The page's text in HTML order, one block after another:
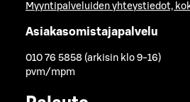
Myyntipalveluiden yhteystiedot,
Asiakasomistajapalvelu
010 76 5858 (arkisin klo 9-16)
pvm/mpm